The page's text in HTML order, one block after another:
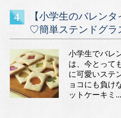
【小学生のバレン
♡簡単ステンドグラ
小学生でバレ
は、今とって
に可愛いステ
ョコにも負け
ットケーキミ...